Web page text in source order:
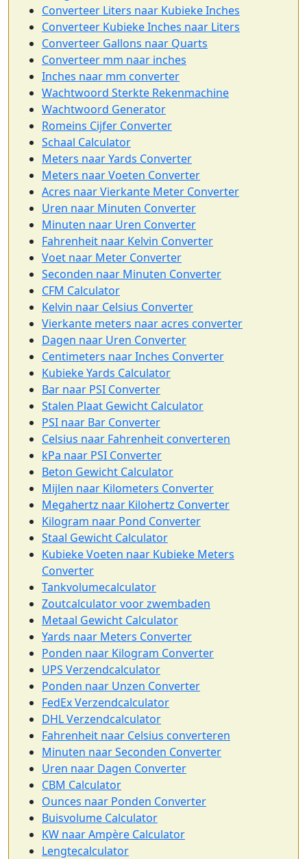
Converteer Liters naar Kubieke Inches
Converteer Kubieke Inches naar Liters
Converteer Gallons naar Quarts
Converteer mm naar inches
Inches naar mm converter
Wachtwoord Sterkte Rekenmachine
Wachtwoord Generator
Romeins Cijfer Converter
Schaal Calculator
Meters naar Yards Converter
Meters naar Voeten Converter
Acres naar Vierkante Meter Converter
Uren naar Minuten Converter
Minuten naar Uren Converter
Fahrenheit naar Kelvin Converter
Voet naar Meter Converter
Seconden naar Minuten Converter
CFM Calculator
Kelvin naar Celsius Converter
Vierkante meters naar acres converter
Dagen naar Uren Converter
Centimeters naar Inches Converter
Kubieke Yards Calculator
Bar naar PSI Converter
Stalen Plaat Gewicht Calculator
PSI naar Bar Converter
Celsius naar Fahrenheit converteren
kPa naar PSI Converter
Beton Gewicht Calculator
Mijlen naar Kilometers Converter
Megahertz naar Kilohertz Converter
Kilogram naar Pond Converter
Staal Gewicht Calculator
Kubieke Voeten naar Kubieke Meters
Converter
Tankvolumecalculator
Zoutcalculator voor zwembaden
Metaal Gewicht Calculator
Yards naar Meters Converter
Ponden naar Kilogram Converter
UPS Verzendcalculator
Ponden naar Unzen Converter
FedEx Verzendcalculator
DHL Verzendcalculator
Fahrenheit naar Celsius converteren
Minuten naar Seconden Converter
Uren naar Dagen Converter
CBM Calculator
Ounces naar Ponden Converter
Buisvolume Calculator
KW naar Ampère Calculator
Lengtecalculator